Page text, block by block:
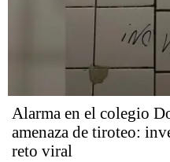
Alarma en el colegio
amenaza de tiroteo:
reto viral